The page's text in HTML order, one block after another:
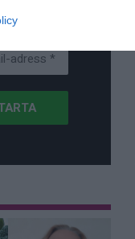
mail